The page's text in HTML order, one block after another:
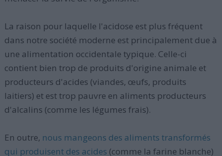
La raison pour laquelle l'acidose est plus fréquent
dans notre société moderne est principalement due à
une alimentation occidentale typique. Celle-ci
contient bien trop de produits d'origine animale et
producteurs d'acides (viandes, œufs, produits
laitiers) et est trop pauvre en aliments producteurs
d'alcalins (comme les légumes frais).
En outre, nous mangeons des aliments transformés
qui produisent des acides (comme la farine blanche)